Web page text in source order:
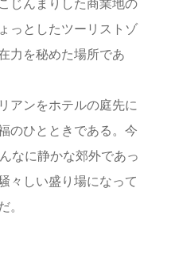
じんまりした商業地の
っとしたツーリストゾ
力を秘めた場所であ
アンをホテルの庭先に
のひとときである。今
なに静かな郊外であっ
々しい盛り場になって
。